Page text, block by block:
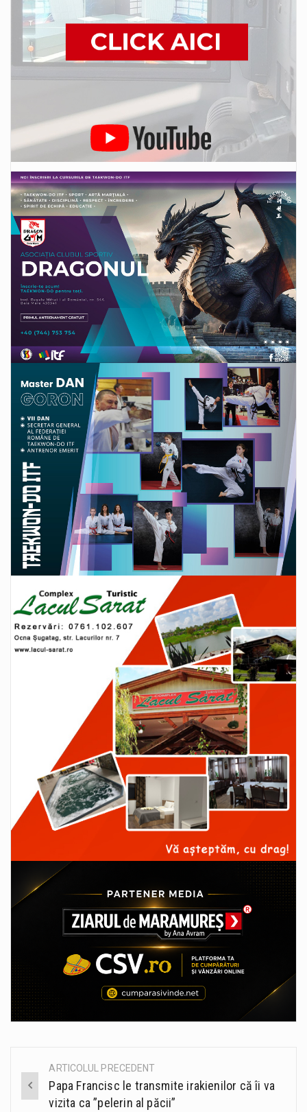
Post
navigation
ARTICOLUL PRECEDENT
Papa Francisc le transmite irakienilor că îi va
vizita ca ”pelerin al păcii”